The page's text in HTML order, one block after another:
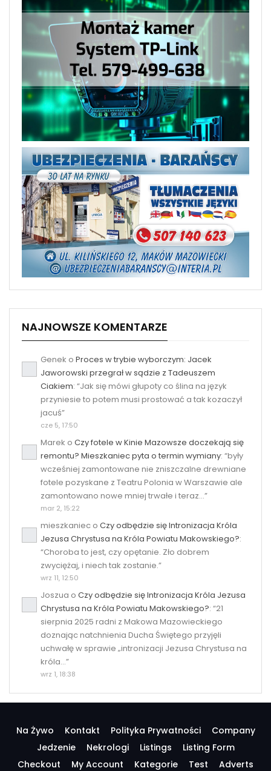
NAJNOWSZE KOMENTARZE
Genek o Proces w trybie wyborczym: Jacek
Jaworowski przegrał w sądzie z Tadeuszem
Ciakiem: “Jak się mówi głupoty co ślina na język
przyniesie to potem musi prostować a tak kozaczył
jacuś”
cze 5, 17:50
Marek o Czy fotele w Kinie Mazowsze doczekają się
remontu? Mieszkaniec pyta o termin wymiany: “były
wcześniej zamontowane nie zniszczalne drewniane
fotele pozyskane z Teatru Polonia w Warszawie ale
zamontowano nowe mniej trwałe i teraz…”
mar 2, 15:22
mieszkaniec o Czy odbędzie się Intronizacja Króla
Jezusa Chrystusa na Króla Powiatu Makowskiego?:
“Choroba to jest, czy opętanie. Zło dobrem
zwyciężaj, i niech tak zostanie.”
wrz 11, 12:50
Joszua o Czy odbędzie się Intronizacja Króla Jezusa
Chrystusa na Króla Powiatu Makowskiego?: “21
sierpnia 2025 radni z Makowa Mazowieckiego
doznając natchnienia Ducha Świętego przyjęli
uchwałę w sprawie „intronizacji Jezusa Chrystusa na
króla…”
wrz 1, 18:38
Na Żywo Kontakt Polityka Prywatności
Company
Jedzenie
Nekrologi Listings
Listing Form
Checkout
My Account Kategorie Test Adverts